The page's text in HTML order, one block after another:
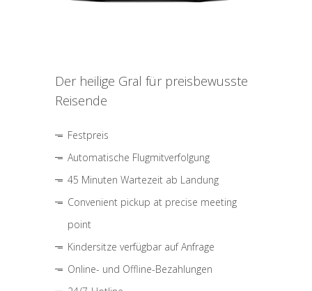
Der heilige Gral für preisbewusste
Reisende
Festpreis
Automatische Flugmitverfolgung
45 Minuten Wartezeit ab Landung
Convenient pickup at precise meeting
point
Kindersitze verfügbar auf Anfrage
Online- und Offline-Bezahlungen